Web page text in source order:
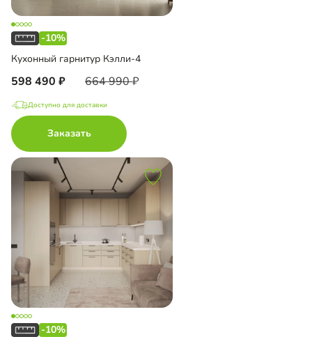
-10%
Кухонный гарнитур Кэлли-4
598 490 664 990
Доступно для доставки
Заказать
-10%